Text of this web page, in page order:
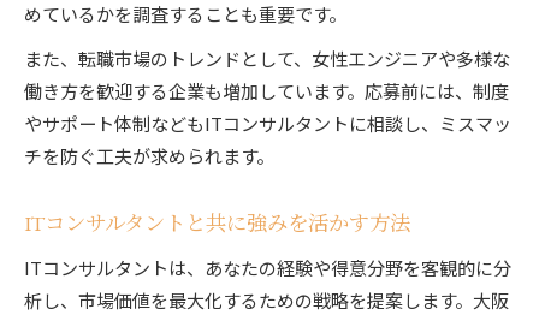
めているかを調査することも重要です。
また、転職市場のトレンドとして、女性エンジニアや多様な
働き方を歓迎する企業も増加しています。応募前には、制度
やサポート体制などもITコンサルタントに相談し、ミスマッ
チを防ぐ工夫が求められます。
ITコンサルタントと共に強みを活かす方法
ITコンサルタントは、あなたの経験や得意分野を客観的に分
析し、市場価値を最大化するための戦略を提案します。大阪